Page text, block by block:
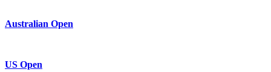
Australian Open
US Open